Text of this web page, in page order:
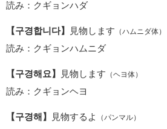
読み：クギョンハダ
【구경합니다】 見物します （ハムニダ体）
読み：クギョンハムニダ
【구경해요】 見物します （ヘヨ体）
読み：クギョンヘヨ
【구경해】 見物するよ （パンマル）